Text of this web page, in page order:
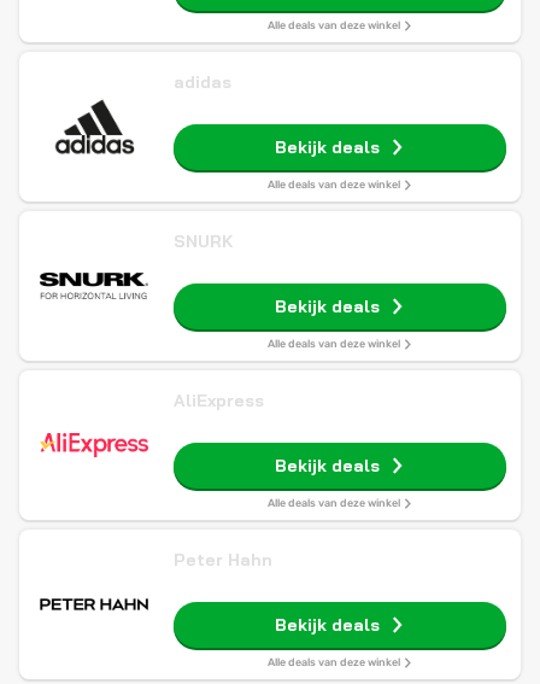
Alle deals van deze winkel
adidas
Bekijk deals
Alle deals van deze winkel
SNURK
Bekijk deals
Alle deals van deze winkel
AliExpress
Bekijk deals
Alle deals van deze winkel
Peter Hahn
Bekijk deals
Alle deals van deze winkel